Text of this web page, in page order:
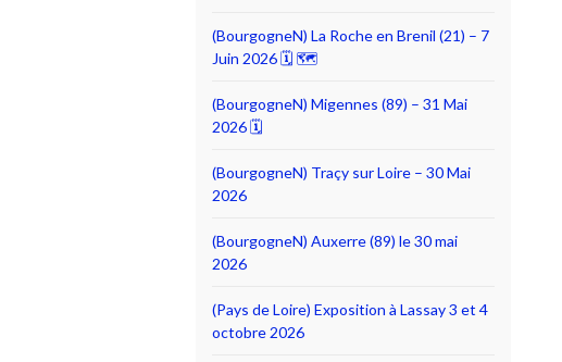
(BourgogneN) La Roche en Brenil (21) – 7
Juin 2026 🗓 🗺
(BourgogneN) Migennes (89) – 31 Mai
2026 🗓
(BourgogneN) Traçy sur Loire – 30 Mai
2026
(BourgogneN) Auxerre (89) le 30 mai
2026
(Pays de Loire) Exposition à Lassay 3 et 4
octobre 2026